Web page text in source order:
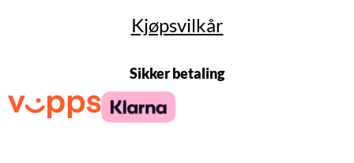
Kjøpsvilkår
Sikker betaling